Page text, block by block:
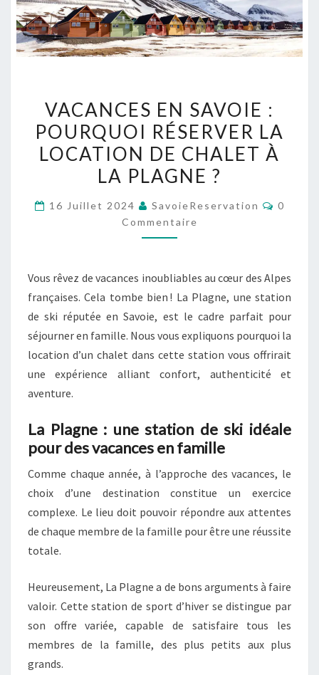
EN
SAVOIE :
POURQUOI
RÉSERVER
LOCATION
DE
LA
PLAGNE ?
VACANCES EN SAVOIE :
POURQUOI RÉSERVER LA
LOCATION DE CHALET À
LA PLAGNE ?
16 Juillet 2024 SavoieReservation
0
Commentaire
Vous rêvez de vacances inoubliables au cœur des Alpes
françaises. Cela tombe bien ! La Plagne, une station
de ski réputée en Savoie, est le cadre parfait pour
séjourner en famille. Nous vous expliquons pourquoi la
location d’un chalet dans cette station vous offrirait
une expérience alliant confort, authenticité et
aventure.
La Plagne : une station de ski idéale
pour des vacances en famille
Comme chaque année, à l’approche des vacances, le
choix d’une destination constitue un exercice
complexe. Le lieu doit pouvoir répondre aux attentes
de chaque membre de la famille pour être une réussite
totale.
Heureusement, La Plagne a de bons arguments à faire
valoir. Cette station de sport d’hiver se distingue par
son offre variée, capable de satisfaire tous les
membres de la famille, des plus petits aux plus
grands.